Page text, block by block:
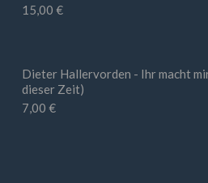
15,00 €
Dieter Hallervorden - Ihr macht
dieser Zeit)
7,00 €